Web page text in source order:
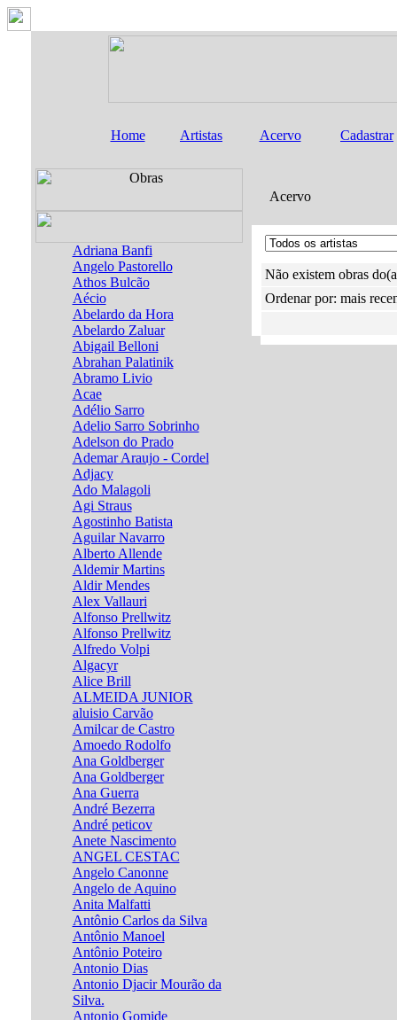
Home Artistas Acervo Cadastrar
Adriana Banfi
Angelo Pastorello
Athos Bulcão
Aécio
Abelardo da Hora
Abelardo Zaluar
Abigail Belloni
Abrahan Palatinik
Abramo Livio
Acae
Adélio Sarro
Adelio Sarro Sobrinho
Adelson do Prado
Ademar Araujo - Cordel
Adjacy
Ado Malagoli
Agi Straus
Agostinho Batista
Aguilar Navarro
Alberto Allende
Aldemir Martins
Aldir Mendes
Alex Vallauri
Alfonso Prellwitz
Alfonso Prellwitz
Alfredo Volpi
Algacyr
Alice Brill
ALMEIDA JUNIOR
aluisio Carvão
Amilcar de Castro
Amoedo Rodolfo
Ana Goldberger
Ana Goldberger
Ana Guerra
André Bezerra
André peticov
Anete Nascimento
ANGEL CESTAC
Angelo Canonne
Angelo de Aquino
Anita Malfatti
Antônio Carlos da Silva
Antônio Manoel
Antônio Poteiro
Antonio Dias
Antonio Djacir Mourão da
Silva.
Antonio Gomide
Acervo
Não existem obras
Ordenar por: mais